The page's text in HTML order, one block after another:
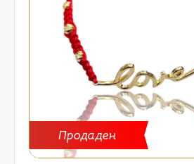
Продаден